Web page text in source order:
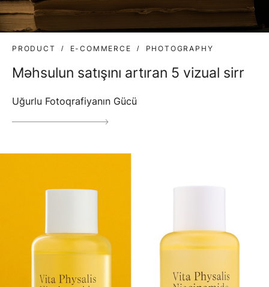
PRODUCT E-COMMERCE PHOTOGRAPHY
Məhsulun satışını artıran 5 vizual sirr
Uğurlu Fotoqrafiyanın Gücü